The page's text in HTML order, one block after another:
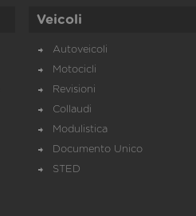
Veicoli
Autoveicoli
Motocicli
Revisioni
Collaudi
Modulistica
Documento Unico
STED